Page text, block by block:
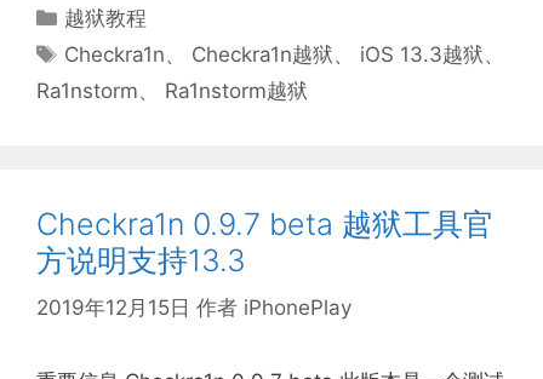
分
类
越狱教程
标
签
Checkra1n、 Checkra1n越狱、 iOS 13.3越狱、
Ra1nstorm、 Ra1nstorm越狱
Checkra1n 0.9.7 beta 越狱工具官
方说明支持13.3
2019年12月15日 作者 iPhonePlay